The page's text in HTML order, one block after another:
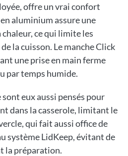
offre un vrai confort
aluminium assure une
ce qui limite les
la cuisson. Le manche Click
une prise en main ferme
par temps humide.
eux aussi pensés pour
dans la casserole, limitant le
qui fait aussi office de
système LidKeep, évitant de
la préparation.